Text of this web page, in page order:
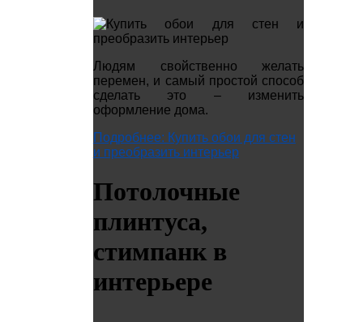
Людям свойственно желать
перемен, и самый простой способ
сделать это – изменить
оформление дома.
Подробнее: Купить обои для стен
и преобразить интерьер
Потолочные
плинтуса,
стимпанк в
интерьере